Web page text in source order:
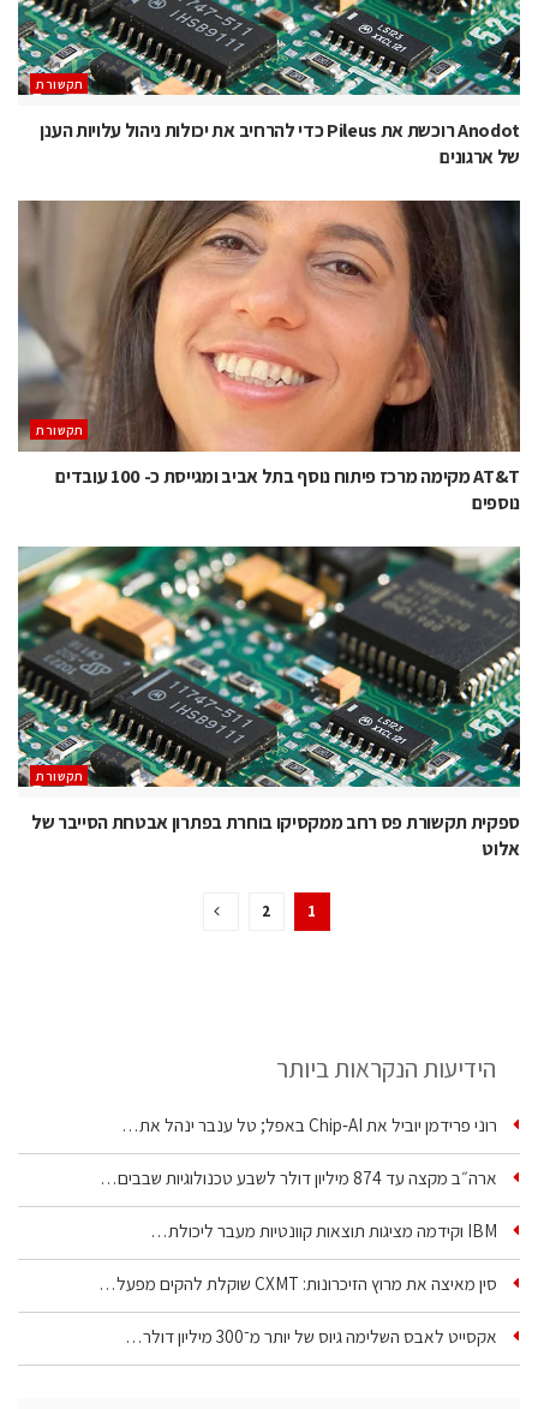
תקשורת
Anodot רוכשת את Pileus כדי להרחיב את יכולות ניהול עלויות הענן
של ארגונים
תקשורת
AT&T מקימה מרכז פיתוח נוסף בתל אביב ומגייסת כ- 100 עובדים
נוספים
תקשורת
ספקית תקשורת פס רחב ממקסיקו בוחרת בפתרון אבטחת הסייבר של
אלוט
1
2
הידיעות הנקראות ביותר
רוני פרידמן יוביל את Chip‑AI באפל; טל ענבר ינהל את…
ארה״ב מקצה עד 874 מיליון דולר לשבע טכנולוגיות שבבים…
IBM וקידמה מציגות תוצאות קוונטיות מעבר ליכולת…
סין מאיצה את מרוץ הזיכרונות: CXMT שוקלת להקים מפעל…
אקסייט לאבס השלימה גיוס של יותר מ־300 מיליון דולר…